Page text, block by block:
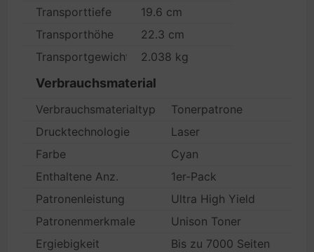
Transporttiefe
19.6 cm
Transporthöhe
22.3 cm
Transportgewicht
2.038 kg
Verbrauchsmaterial
Verbrauchsmaterialtyp
Tonerpatrone
Drucktechnologie
Laser
Farbe
Cyan
Enthaltene Anz.
1er-Pack
Patronenleistung
Ultra High Yield
Patronenmerkmale
Unison Toner
Ergiebigkeit
Bis zu 7000 Seiten